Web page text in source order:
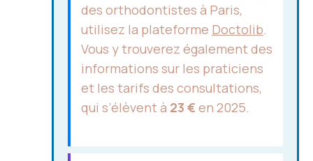
des orthodontistes à Paris,
utilisez la plateforme Doctolib.
Vous y trouverez également des
informations sur les praticiens
et les tarifs des consultations,
qui s’élèvent à 23 € en 2025.